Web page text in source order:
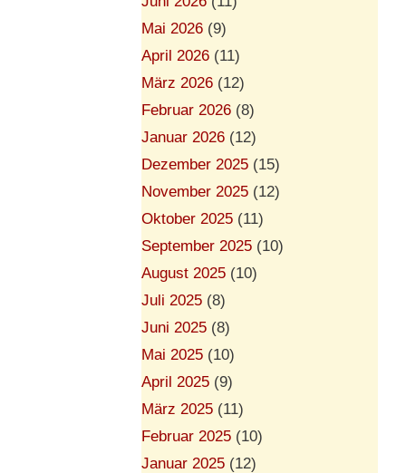
Mai 2026 (9)
April 2026 (11)
März 2026 (12)
Februar 2026 (8)
Januar 2026 (12)
Dezember 2025 (15)
November 2025 (12)
Oktober 2025 (11)
September 2025 (10)
August 2025 (10)
Juli 2025 (8)
Juni 2025 (8)
Mai 2025 (10)
April 2025 (9)
März 2025 (11)
Februar 2025 (10)
Januar 2025 (12)